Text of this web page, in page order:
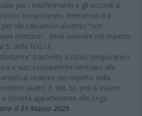
per i trasferimenti e gli accordi di
titolo temporaneo, intervenuti fra
i/le calciatori/calciatrici “non
dilettanti”, deve avvenire nel rispetto
5, delle N.O.I.F.
trasferito a titolo temporaneo
e successivamente rientrato alla
cedente nel rispetto della
punto 3, lett. b), potrà essere
Società appartenente alla Lega
il 31 Marzo 2025.